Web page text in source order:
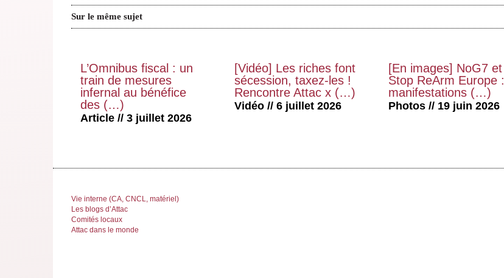
Sur le même sujet
L’Omnibus fiscal : un
train de mesures
infernal au bénéfice
des (…)
Article // 3 juillet 2026
[Vidéo] Les riches font
sécession, taxez-les !
Rencontre Attac x (…)
Vidéo // 6 juillet 2026
[En images] NoG7 et
Stop ReArm Europe :
manifestations (…)
Photos // 19 juin 2026
Vie interne (CA, CNCL, matériel)
Les blogs d’Attac
Comités locaux
Attac dans le monde